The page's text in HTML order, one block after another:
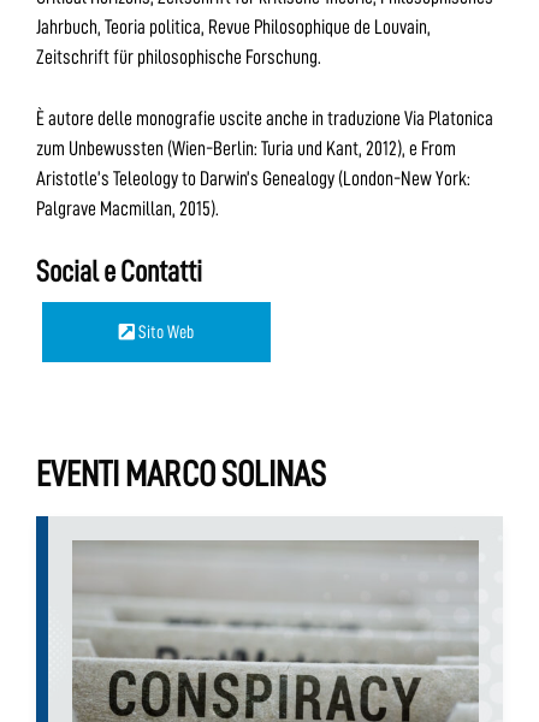
Jahrbuch, Teoria politica, Revue Philosophique de Louvain,
Zeitschrift für philosophische Forschung.
È autore delle monografie uscite anche in traduzione Via Platonica
zum Unbewussten (Wien-Berlin: Turia und Kant, 2012), e From
Aristotle’s Teleology to Darwin’s Genealogy (London-New York:
Palgrave Macmillan, 2015).
Social e Contatti
Sito Web
EVENTI MARCO SOLINAS